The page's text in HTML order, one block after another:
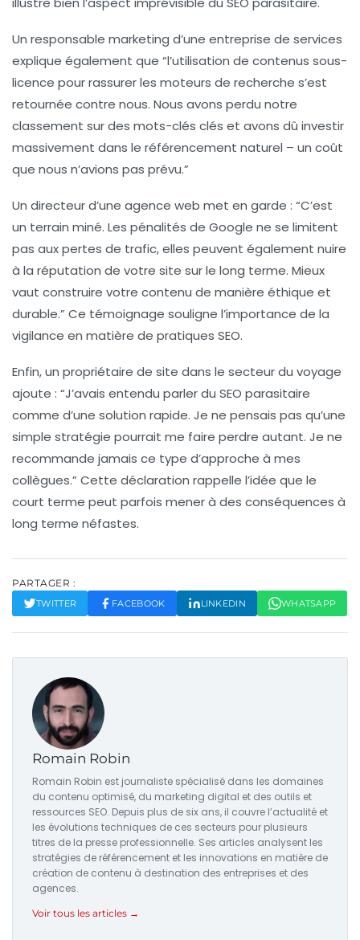
Un responsable marketing d’une entreprise de services
explique également que “l’utilisation de contenus sous-
licence pour rassurer les moteurs de recherche s’est
retournée contre nous. Nous avons perdu notre
classement sur des mots-clés clés et avons dû investir
massivement dans le référencement naturel – un coût
que nous n’avions pas prévu.”
Un directeur d’une agence web met en garde : “C’est
un terrain miné. Les pénalités de Google ne se limitent
pas aux pertes de trafic, elles peuvent également nuire
à la réputation de votre site sur le long terme. Mieux
vaut construire votre contenu de manière éthique et
durable.” Ce témoignage souligne l’importance de la
vigilance en matière de pratiques SEO.
Enfin, un propriétaire de site dans le secteur du voyage
ajoute : “J’avais entendu parler du SEO parasitaire
comme d’une solution rapide. Je ne pensais pas qu’une
simple stratégie pourrait me faire perdre autant. Je ne
recommande jamais ce type d’approche à mes
collègues.” Cette déclaration rappelle l’idée que le
court terme peut parfois mener à des conséquences à
long terme néfastes.
PARTAGER :
TWITTER FACEBOOK LINKEDIN WHATSAPP
Romain Robin
Romain Robin est journaliste spécialisé dans les domaines
du contenu optimisé, du marketing digital et des outils et
ressources SEO. Depuis plus de six ans, il couvre l’actualité et
les évolutions techniques de ces secteurs pour plusieurs
titres de la presse professionnelle. Ses articles analysent les
stratégies de référencement et les innovations en matière de
création de contenu à destination des entreprises et des
agences.
Voir tous les articles →